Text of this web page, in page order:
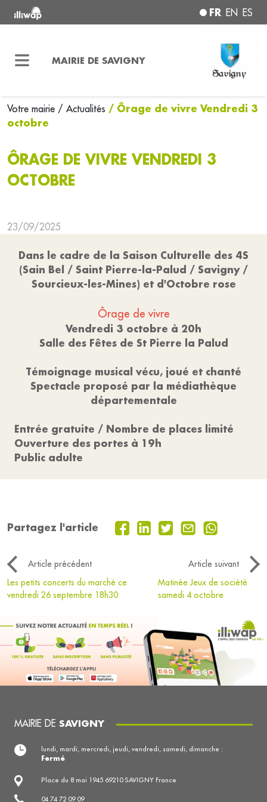
FR EN ES
MAIRIE DE SAVIGNY
Votre mairie / Actualités / Ôrage de vivre Vendredi 3
octobre
ÔRAGE DE VIVRE VENDREDI 3
OCTOBRE
23/09/2025
Dans le cadre de la Saison Culturelle des 4S
(Sain Bel / Saint Pierre-la-Palud / Savigny /
Sourcieux-les-Mines) et d'Octobre rose
Ôrage de vivre
Vendredi 3 octobre à 20h
Salle des Fêtes de St Pierre la Palud
Témoignage musical vécu, joué et chanté
Spectacle proposé par la médiathèque
départementale
Entrée gratuite / Nombre de places limité
Ouverture des portes à 19h
Public adulte
Partagez l'article
Article précédent
Article suivant
Les petits concerts du marché ce
vendredi 26 septembre 18h30
Matinée Jeux de société
samedi 4 octobre
MAIRIE DE SAVIGNY
Place du 8 mai 1945 69210 SAVIGNY France
04 74 72 09 09
lundi, mardi, mercredi, jeudi, vendredi, samedi, dimanche :
Fermé